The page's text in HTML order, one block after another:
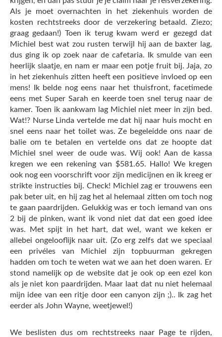
Als je moet overnachten in het ziekenhuis worden de
kosten rechtstreeks door de verzekering betaald. Ziezo;
graag gedaan!) Toen ik terug kwam werd er gezegd dat
Michiel best wat zou rusten terwijl hij aan de baxter lag,
dus ging ik op zoek naar de cafetaria. Ik smulde van een
heerlijk slaatje, en nam er maar een potje fruit bij. Jaja, zo
in het ziekenhuis zitten heeft een positieve invloed op een
mens! Ik belde nog eens naar het thuisfront, facetimede
eens met Super Sarah en keerde toen snel terug naar de
kamer. Toen ik aankwam lag Michiel niet meer in zijn bed.
Wat!? Nurse Linda vertelde me dat hij naar huis mocht en
snel eens naar het toilet was. Ze begeleidde ons naar de
balie om te betalen en vertelde ons dat ze hoopte dat
Michiel snel weer de oude was. Wij ook! Aan de kassa
kregen we een rekening van $581.65. Hallo! We kregen
ook nog een voorschrift voor zijn medicijnen en ik kreeg er
strikte instructies bij. Check! Michiel zag er trouwens een
pak beter uit, en hij zag het al helemaal zitten om toch nog
te gaan paardrijden. Gelukkig was er toch iemand van ons
2 bij de pinken, want ik vond niet dat dat een goed idee
was. Met spijt in het hart, dat wel, want we keken er
allebei ongelooflijk naar uit. (Zo erg zelfs dat we speciaal
een privéles van Michiel zijn topbuurman gekregen
hadden om toch te weten wat we aan het doen waren. Er
stond namelijk op de website dat je ook op een ezel kon
als je niet kon paardrijden. Maar laat dat nu niet helemaal
mijn idee van een ritje door een canyon zijn ;).. Ik zag het
eerder als John Wayne, weetjewel!)
We beslisten dus om rechtstreeks naar Page te rijden,